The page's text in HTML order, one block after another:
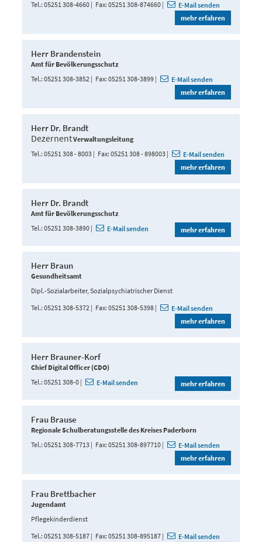
Tel. 05251 308-4660 Fax 05251 308-874660
E-Mail senden
mehr erfahren
Herr Brandenstein
Amt für Bevölkerungsschutz
Tel. 05251 308-3852 Fax 05251 308-3899
E-Mail senden
mehr erfahren
Herr Dr. Brandt
DezernentVerwaltungsleitung
Tel. 05251 308 - 8003 Fax 05251 308 - 898003
E-Mail senden
mehr erfahren
Herr Dr. Brandt
Amt für Bevölkerungsschutz
Tel. 05251 308-3890 E-Mail senden mehr erfahren
Herr Braun
Gesundheitsamt
Dipl.-Sozialarbeiter, Sozialpsychiatrischer Dienst
Tel. 05251 308-5372 Fax 05251 308-5398
E-Mail senden
mehr erfahren
Herr Brauner-Korf
Chief Digital Officer (CDO)
Tel. 05251 308-0 E-Mail senden mehr erfahren
Frau Brause
Regionale Schulberatungsstelle des Kreises Paderborn
Tel. 05251 308-7713 Fax 05251 308-897710
E-Mail senden
mehr erfahren
Frau Brettbacher
Jugendamt
Pflegekinderdienst
Tel. 05251 308-5187 Fax 05251 308-895187
E-Mail senden